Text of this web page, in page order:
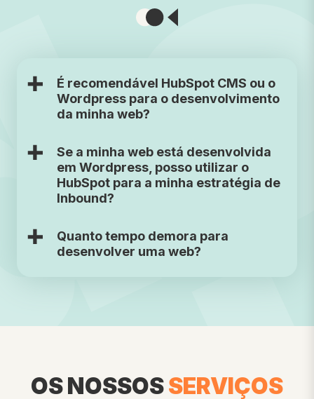
É recomendável HubSpot CMS ou o
Wordpress para o desenvolvimento
da minha web?
Se a minha web está desenvolvida
em Wordpress, posso utilizar o
HubSpot para a minha estratégia de
Inbound?
Quanto tempo demora para
desenvolver uma web?
OS NOSSOSSERVIÇOS